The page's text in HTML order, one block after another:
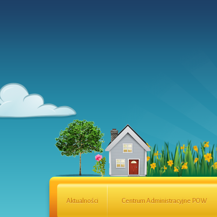
Aktualności Centrum Administracyjne POW